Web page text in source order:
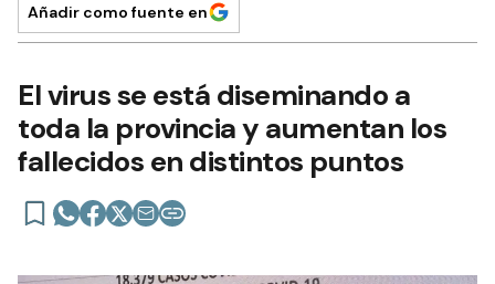
Añadir como fuente en
El virus se está diseminando a
toda la provincia y aumentan los
fallecidos en distintos puntos